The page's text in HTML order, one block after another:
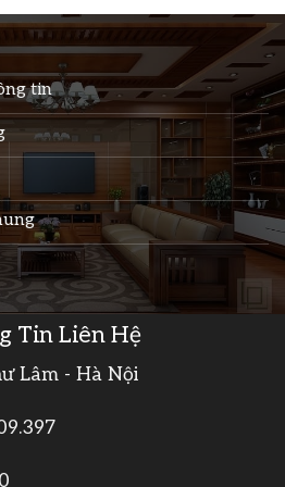
tin
Tin Liên Hệ
Lâm - Hà Nội